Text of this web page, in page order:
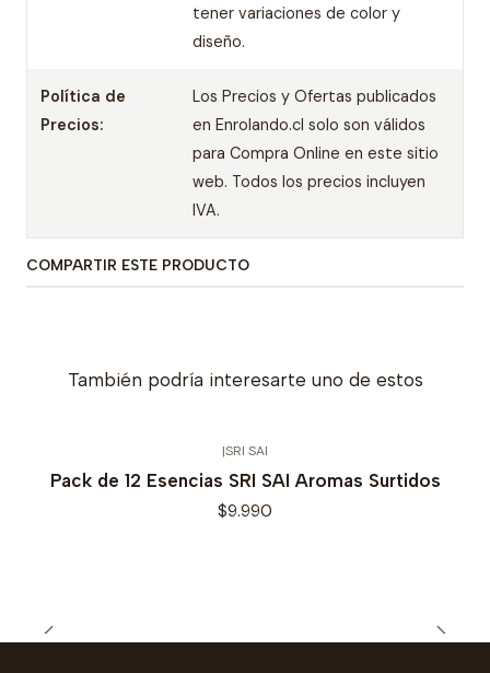
tener variaciones de color y
diseño.
Política de
Precios:
Los Precios y Ofertas publicados
en Enrolando.cl solo son válidos
para Compra Online en este sitio
web. Todos los precios incluyen
IVA.
COMPARTIR ESTE PRODUCTO
También podría interesarte uno de estos
|SRI SAI
Pack de 12 Esencias SRI SAI Aromas Surtidos
$9.990